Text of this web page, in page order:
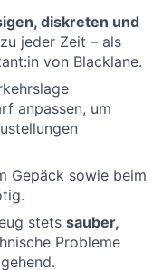
diskreten und
zu jeder Zeit – als
von Blacklane.
anpassen, um
Gepäck sowie beim
stets sauber,
Probleme